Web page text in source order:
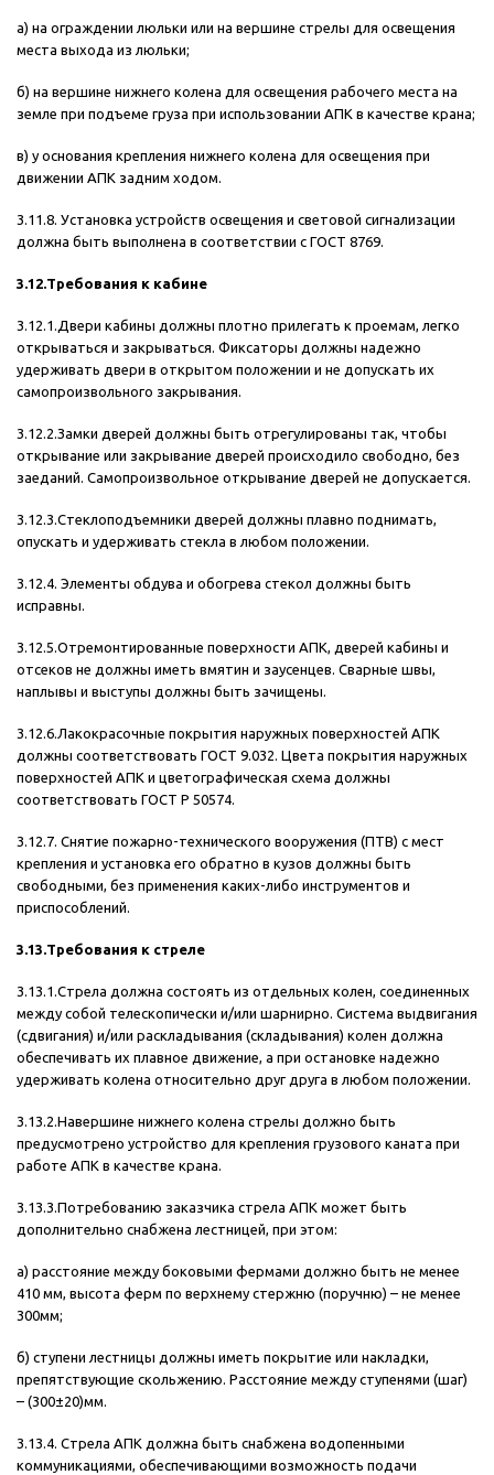
а) на ограждении люльки или на вершине стрелы для освещения
места выхода из люльки;
б) на вершине нижнего колена для освещения рабочего места на
земле при подъеме груза при использовании АПК в качестве крана;
в) у основания крепления нижнего колена для освещения при
движении АПК задним ходом.
3.11.8. Установка устройств освещения и световой сигнализации
должна быть выполнена в соответствии с ГОСТ 8769.
3.12.Требования к кабине
3.12.1.Двери кабины должны плотно прилегать к проемам, легко
открываться и закрываться. Фиксаторы должны надежно
удерживать двери в открытом положении и не допускать их
самопроизвольного закрывания.
3.12.2.Замки дверей должны быть отрегулированы так, чтобы
открывание или закрывание дверей происходило свободно, без
заеданий. Самопроизвольное открывание дверей не допускается.
3.12.3.Стеклоподъемники дверей должны плавно поднимать,
опускать и удерживать стекла в любом положении.
3.12.4. Элементы обдува и обогрева стекол должны быть
исправны.
3.12.5.Отремонтированные поверхности АПК, дверей кабины и
отсеков не должны иметь вмятин и заусенцев. Сварные швы,
наплывы и выступы должны быть зачищены.
3.12.6.Лакокрасочные покрытия наружных поверхностей АПК
должны соответствовать ГОСТ 9.032. Цвета покрытия наружных
поверхностей АПК и цветографическая схема должны
соответствовать ГОСТ Р 50574.
3.12.7. Снятие пожарно-технического вооружения (ПТВ) с мест
крепления и установка его обратно в кузов должны быть
свободными, без применения каких-либо инструментов и
приспособлений.
3.13.Требования к стреле
3.13.1.Стрела должна состоять из отдельных колен, соединенных
между собой телескопически и/или шарнирно. Система выдвигания
(сдвигания) и/или раскладывания (складывания) колен должна
обеспечивать их плавное движение, а при остановке надежно
удерживать колена относительно друг друга в любом положении.
3.13.2.Навершине нижнего колена стрелы должно быть
предусмотрено устройство для крепления грузового каната при
работе АПК в качестве крана.
3.13.3.Потребованию заказчика стрела АПК может быть
дополнительно снабжена лестницей, при этом:
а) расстояние между боковыми фермами должно быть не менее
410 мм, высота ферм по верхнему стержню (поручню) – не менее
300мм;
б) ступени лестницы должны иметь покрытие или накладки,
препятствующие скольжению. Расстояние между ступенями (шаг)
– (300±20)мм.
3.13.4. Стрела АПК должна быть снабжена водопенными
коммуникациями, обеспечивающими возможность подачи